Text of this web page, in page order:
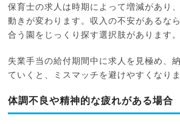
保育士の求人は時期によって増減があり
動きが変わります。収入の不安があるな
合う園をじっくり探す選択肢があります。
失業手当の給付期間中に求人を見極め、
ていくと、ミスマッチを避けやすくなりま
体調不良や精神的な疲れがある場合